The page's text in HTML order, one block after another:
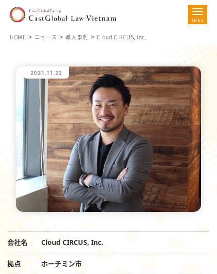
HOME ニュース 導入事例 Cloud CIRCUS, Inc.
2021.11.22
会社名 Cloud CIRCUS, Inc.
拠点 ホーチミン市